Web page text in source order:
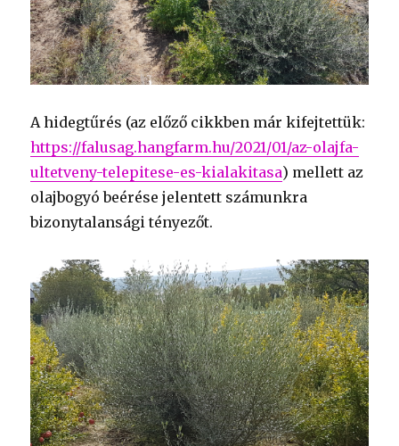
A hidegtűrés (az előző cikkben már kifejtettük:
https://falusag.hangfarm.hu/2021/01/az-olajfa-
ultetveny-telepitese-es-kialakitasa) mellett az
olajbogyó beérése jelentett számunkra
bizonytalansági tényezőt.